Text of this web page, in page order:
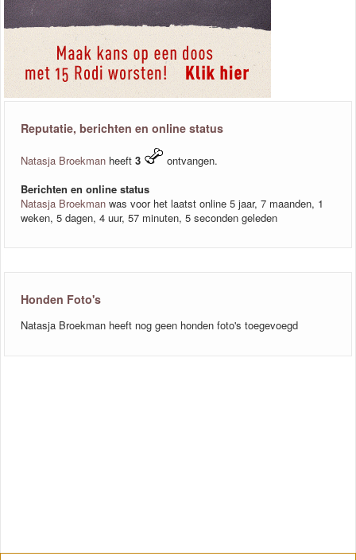
Reputatie, berichten en online status
Natasja Broekman heeft 3
ontvangen.
Berichten en online status
Natasja Broekman was voor het laatst online 5 jaar, 7 maanden, 1
weken, 5 dagen, 4 uur, 57 minuten, 5 seconden geleden
Honden Foto's
Natasja Broekman heeft nog geen honden foto's toegevoegd